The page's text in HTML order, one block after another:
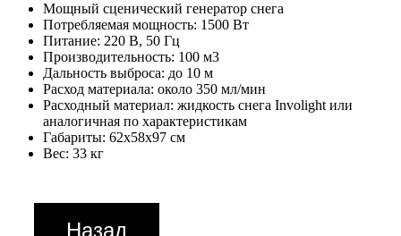
Мощный сценический генератор снега
Потребляемая мощность: 1500 Вт
Питание: 220 В, 50 Гц
Производительность: 100 м3
Дальность выброса: до 10 м
Расход материала: около 350 мл/мин
Расходный материал: жидкость снега Involight или
аналогичная по характеристикам
Габариты: 62х58х97 см
Вес: 33 кг